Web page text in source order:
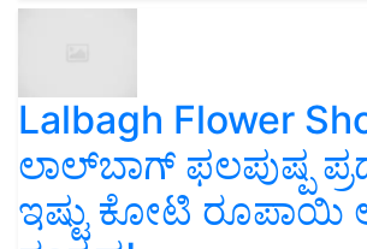
Lalbagh Flower
ಲಾಲ್‌ಬಾಗ್ ಫಲಪುಷ್ಪ
ಇಷ್ಟು ಕೋಟಿ